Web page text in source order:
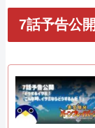
7話予告公開